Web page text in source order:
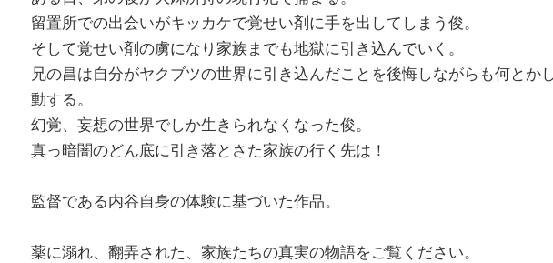
留置所での出会いがキッカケで覚せい剤に手を出してしまう俊。
そして覚せい剤の虜になり家族までも地獄に引き込んでいく。
兄の昌は自分がヤクブツの世界に引き込んだことを後悔しながらも何とか
動する。
幻覚、妄想の世界でしか生きられなくなった俊。
真っ暗闇のどん底に引き落とさた家族の行く先は！
監督である内谷自身の体験に基づいた作品。
薬に溺れ、翻弄された、家族たちの真実の物語をご覧ください。